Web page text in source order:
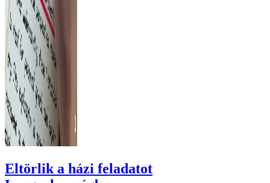
Eltörlik a házi feladatot